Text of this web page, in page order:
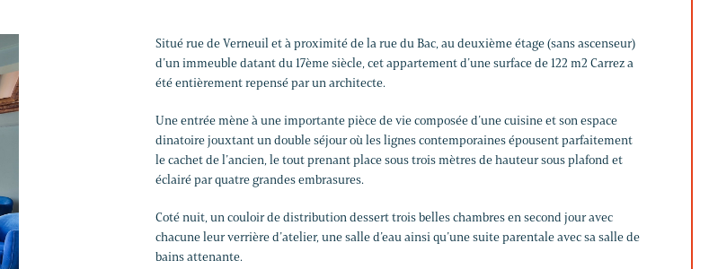
Situé rue de Verneuil et à proximité de la rue du Bac, au deuxième étage (sans ascenseur)
d’un immeuble datant du 17ème siècle, cet appartement d’une surface de 122 m2 Carrez a
été entièrement repensé par un architecte.
Une entrée mène à une importante pièce de vie composée d’une cuisine et son espace
dinatoire jouxtant un double séjour où les lignes contemporaines épousent parfaitement
le cachet de l’ancien, le tout prenant place sous trois mètres de hauteur sous plafond et
éclairé par quatre grandes embrasures.
Coté nuit, un couloir de distribution dessert trois belles chambres en second jour avec
chacune leur verrière d’atelier, une salle d’eau ainsi qu’une suite parentale avec sa salle de
bains attenante.